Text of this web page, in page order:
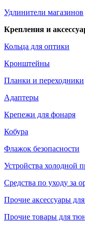
Удлинители магазинов
Крепления и
Кольца для оптики
Кронштейны
Планки и переходники
Адаптеры
Крепежи для фонаря
Кобура
Флажок безопасности
Устройства холодной
Средства по уходу за
Прочие аксессуары
Прочие товары для